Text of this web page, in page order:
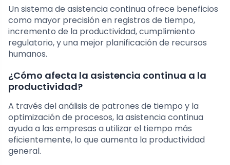
Un sistema de asistencia continua ofrece beneficios
como mayor precisión en registros de tiempo,
incremento de la productividad, cumplimiento
regulatorio, y una mejor planificación de recursos
humanos.
¿Cómo afecta la asistencia continua a la
productividad?
A través del análisis de patrones de tiempo y la
optimización de procesos, la asistencia continua
ayuda a las empresas a utilizar el tiempo más
eficientemente, lo que aumenta la productividad
general.